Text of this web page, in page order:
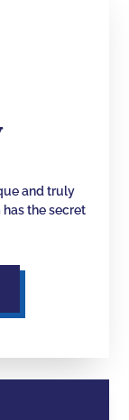
and truly
the secret